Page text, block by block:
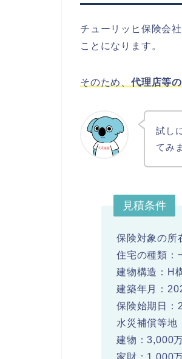
チューリッヒ保険会
ことになります。
そのため、 代理店等
試し
てみ
見積条件
保険対象の所
住宅の種類：
建物構造：H
建築年月：
保険始期日：
水災補償等地
建物：3,000